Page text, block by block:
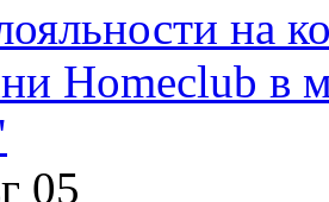
на
Homeclub в
05